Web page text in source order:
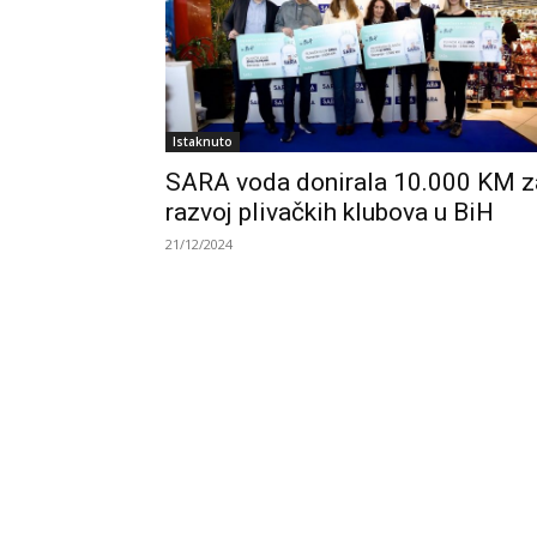
Istaknuto
SARA voda donirala 10.000 KM
razvoj plivačkih klubova u BiH
21/12/2024